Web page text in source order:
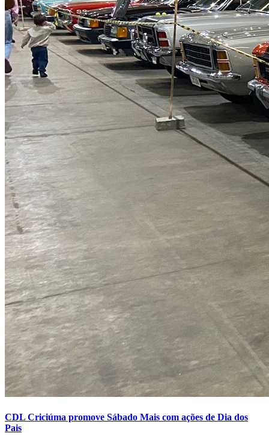
CDL Criciúma promove Sábado Mais com ações de Dia dos
Pais